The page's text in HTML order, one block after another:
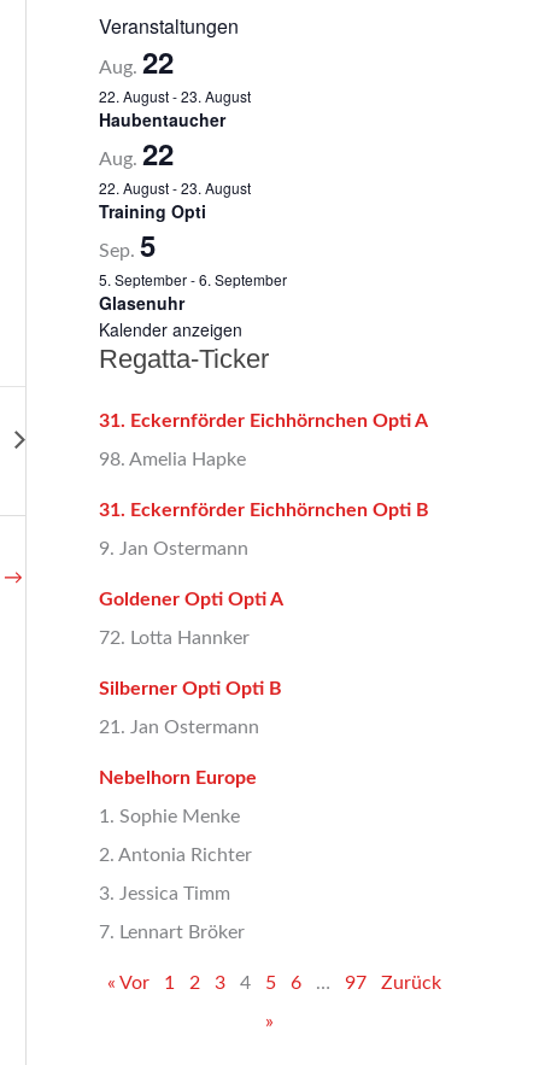
→
Veranstaltungen
Aug. 22
22. August-23. August
Haubentaucher
Aug. 22
22. August-23. August
Training Opti
Sep. 5
5. September-6. September
Glasenuhr
Kalender anzeigen
Regatta-Ticker
31. Eckernförder Eichhörnchen Opti A
98. Amelia Hapke
31. Eckernförder Eichhörnchen Opti B
9. Jan Ostermann
Goldener Opti Opti A
72. Lotta Hannker
Silberner Opti Opti B
21. Jan Ostermann
Nebelhorn Europe
1. Sophie Menke
2. Antonia Richter
3. Jessica Timm
7. Lennart Bröker
« Vor 1 2 3 4 5 6 … 97
Zurück
»